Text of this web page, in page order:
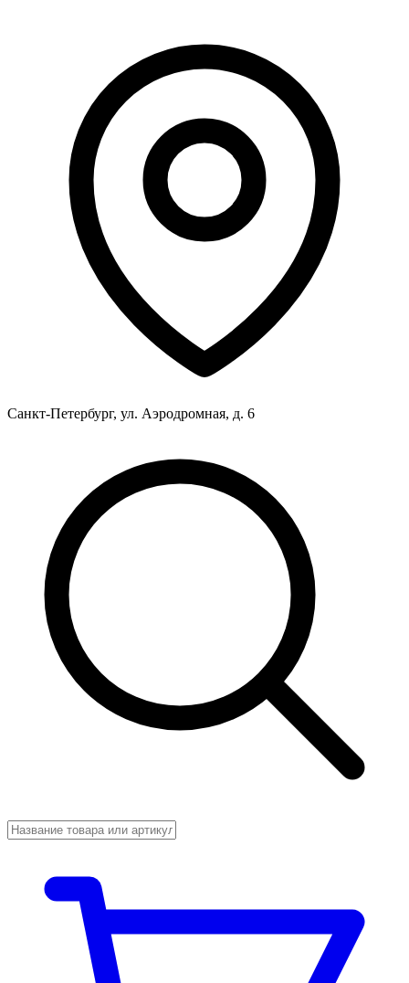
Санкт-Петербург, ул. Аэродромная, д. 6